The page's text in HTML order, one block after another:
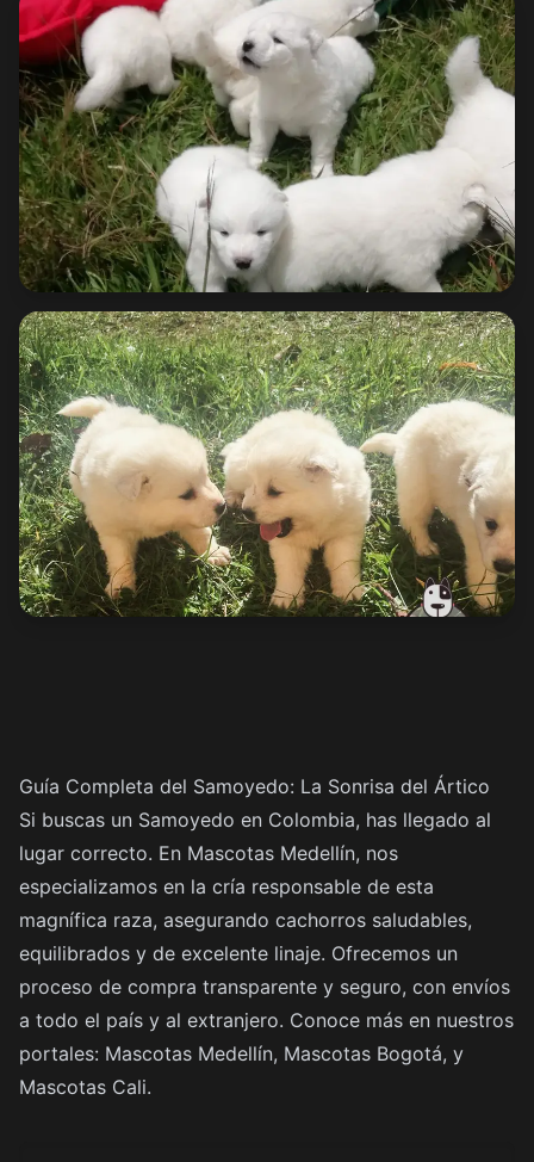
Guía Completa del Samoyedo: La Sonrisa del Ártico
Si buscas un Samoyedo en Colombia, has llegado al
lugar correcto. En Mascotas Medellín, nos
especializamos en la cría responsable de esta
magnífica raza, asegurando cachorros saludables,
equilibrados y de excelente linaje. Ofrecemos un
proceso de compra transparente y seguro, con envíos
a todo el país y al extranjero. Conoce más en nuestros
portales: Mascotas Medellín, Mascotas Bogotá, y
Mascotas Cali.